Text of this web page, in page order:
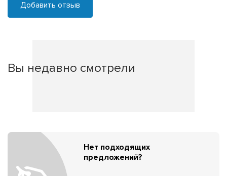
Добавить отзыв
Вы недавно смотрели
Нет подходящих
предложений?